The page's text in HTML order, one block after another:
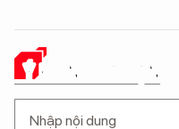
Ý KIẾN CỦA BẠN